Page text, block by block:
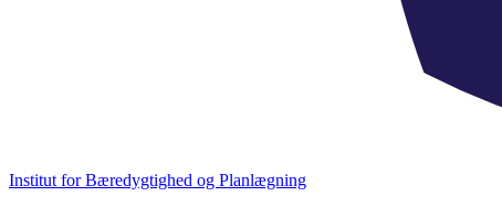
Institut for Bæredygtighed og Planlægning